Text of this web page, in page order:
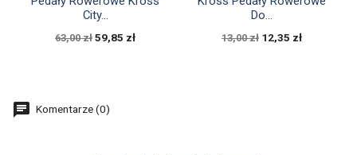
City...
63,00 zł 59,85 zł
Do...
13,00 zł 12,35 zł
Komentarze (0)